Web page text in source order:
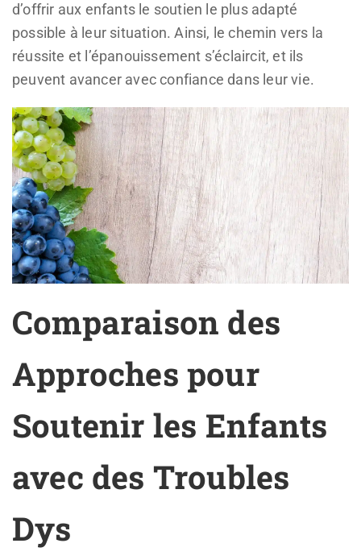
d’offrir aux enfants le soutien le plus adapté
possible à leur situation. Ainsi, le chemin vers la
réussite et l’épanouissement s’éclaircit, et ils
peuvent avancer avec confiance dans leur vie.
Comparaison des
Approches pour
Soutenir les Enfants
avec des Troubles
Dys